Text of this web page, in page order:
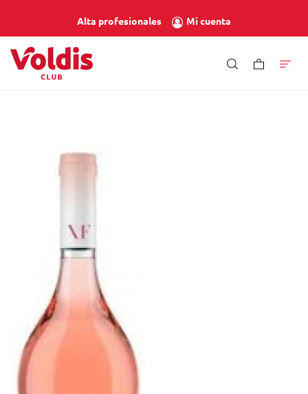
Alta profesionales Mi cuenta